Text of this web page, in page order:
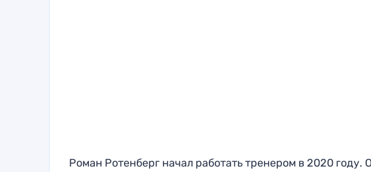
Роман Ротенберг начал работать тренером в 2020 году.